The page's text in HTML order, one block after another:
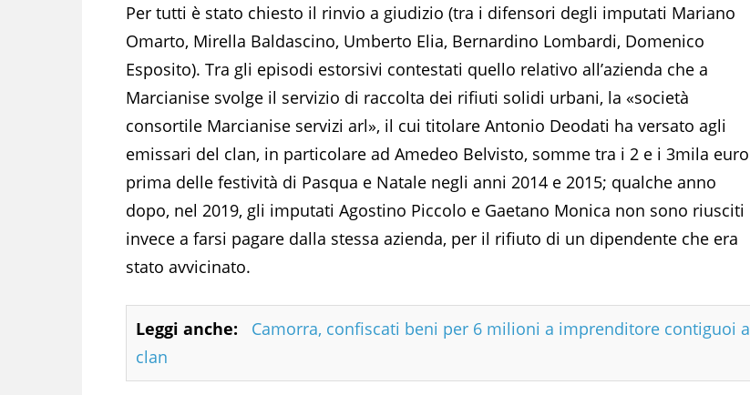
Per tutti è stato chiesto il rinvio a giudizio (tra i difensori degli imputati Mariano
Omarto, Mirella Baldascino, Umberto Elia, Bernardino Lombardi, Domenico
Esposito). Tra gli episodi estorsivi contestati quello relativo all’azienda che a
Marcianise svolge il servizio di raccolta dei rifiuti solidi urbani, la «società
consortile Marcianise servizi arl», il cui titolare Antonio Deodati ha versato agli
emissari del clan, in particolare ad Amedeo Belvisto, somme tra i 2 e i 3mila euro
prima delle festività di Pasqua e Natale negli anni 2014 e 2015; qualche anno
dopo, nel 2019, gli imputati Agostino Piccolo e Gaetano Monica non sono riusciti
invece a farsi pagare dalla stessa azienda, per il rifiuto di un dipendente che era
stato avvicinato.
Leggi anche:
Camorra, confiscati beni per 6 milioni a imprenditore contiguoi a
clan